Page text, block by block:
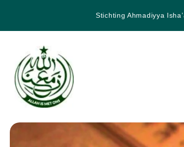
Stichting Ahmadiyya